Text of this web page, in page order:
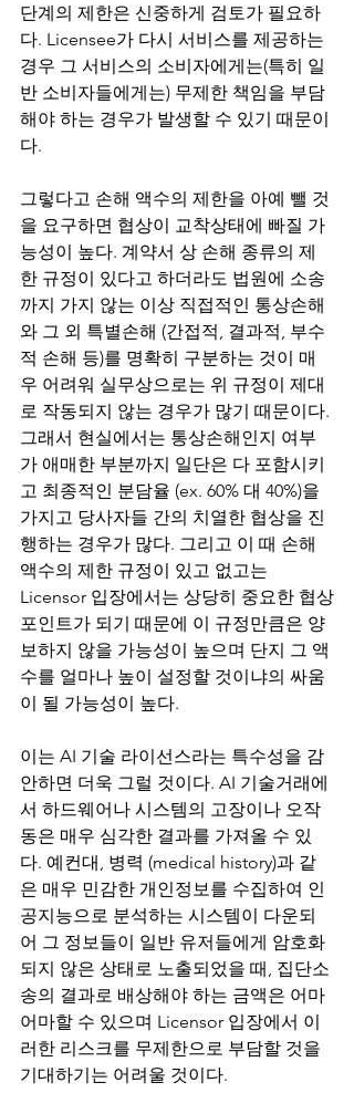
단계의 제한은 신중하게 검토가 필요하
다. Licensee가 다시 서비스를 제공하는
경우 그 서비스의 소비자에게는(특히 일
반 소비자들에게는) 무제한 책임을 부담
해야 하는 경우가 발생할 수 있기 때문이
다.
그렇다고 손해 액수의 제한을 아예 뺄 것
을 요구하면 협상이 교착상태에 빠질 가
능성이 높다. 계약서 상 손해 종류의 제
한 규정이 있다고 하더라도 법원에 소송
까지 가지 않는 이상 직접적인 통상손해
와 그 외 특별손해 (간접적, 결과적, 부수
적 손해 등)를 명확히 구분하는 것이 매
우 어려워 실무상으로는 위 규정이 제대
로 작동되지 않는 경우가 많기 때문이다.
그래서 현실에서는 통상손해인지 여부
가 애매한 부분까지 일단은 다 포함시키
고 최종적인 분담율 (ex. 60% 대 40%)을
가지고 당사자들 간의 치열한 협상을 진
행하는 경우가 많다. 그리고 이 때 손해
액수의 제한 규정이 있고 없고는
Licensor 입장에서는 상당히 중요한 협상
포인트가 되기 때문에 이 규정만큼은 양
보하지 않을 가능성이 높으며 단지 그 액
수를 얼마나 높이 설정할 것이냐의 싸움
이 될 가능성이 높다.
이는 AI 기술 라이선스라는 특수성을 감
안하면 더욱 그럴 것이다. AI 기술거래에
서 하드웨어나 시스템의 고장이나 오작
동은 매우 심각한 결과를 가져올 수 있
다. 예컨대, 병력 (medical history)과 같
은 매우 민감한 개인정보를 수집하여 인
공지능으로 분석하는 시스템이 다운되
어 그 정보들이 일반 유저들에게 암호화
되지 않은 상태로 노출되었을 때, 집단소
송의 결과로 배상해야 하는 금액은 어마
어마할 수 있으며 Licensor 입장에서 이
러한 리스크를 무제한으로 부담할 것을
기대하기는 어려울 것이다.